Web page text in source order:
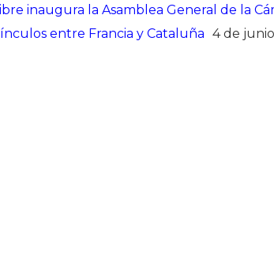
inaugura la Asamblea General de la
entre Francia y Cataluña 4 de